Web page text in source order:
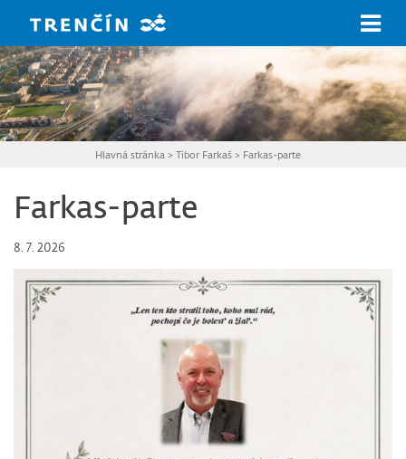
Hlavná stránka > Tibor Farkaš> Farkas-parte
Farkas-parte
8. 7. 2026